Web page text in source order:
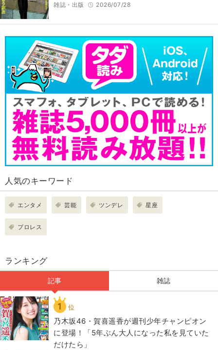
雑誌・出版 2026/07/28
人気のキーワード
エンタメ 芸能 ツンデレ 星座
プロレス
ランキング
記事 雑誌
1 位
乃木坂46・賀喜遥香が週刊少年チャンピオン
に登場！「5年ぶん大人になった私を見ていた
だけたら」